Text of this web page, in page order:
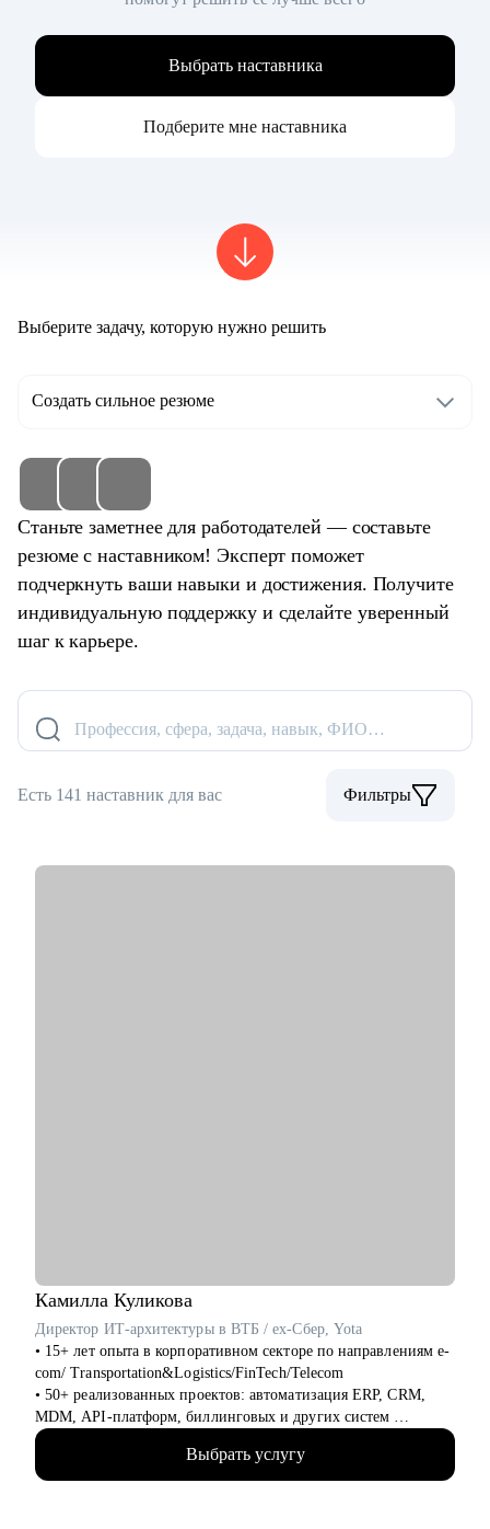
Выбрать наставника
Подберите мне наставника
Выберите задачу, которую нужно решить
Создать сильное резюме
Станьте заметнее для работодателей — составьте
резюме с наставником! Эксперт поможет
подчеркнуть ваши навыки и достижения. Получите
индивидуальную поддержку и сделайте уверенный
шаг к карьере.
Профессия, сфера, задача, навык, ФИО…
Есть 141 наставник для вас Фильтры
Камилла Куликова
Директор ИТ-архитектуры в ВТБ / ex-Cбер, Yota
• 15+ лет опыта в корпоративном секторе по направлениям e-
com/ Transportation&Logistics/FinTech/Telecom
• 50+ реализованных проектов: автоматизация ERP, CRM,
MDM, API-платформ, биллинговых и других систем
• 100+ часов аудита B2B: реальная практика и понимание
работающих решений
• 500+ собеседований проведенных для того, чтобы собрать
Выбрать услугу